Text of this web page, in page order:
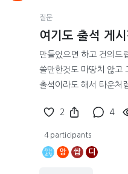
질문
여기도 출석 게시
만들었으면 하고 건의드
쓸만한것도 마땅치 않고
출석이라도 해서 타운처
2 4
4 participants
앙 쌉 디